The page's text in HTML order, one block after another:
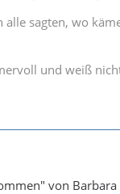
sagten, wo
und weiß
von